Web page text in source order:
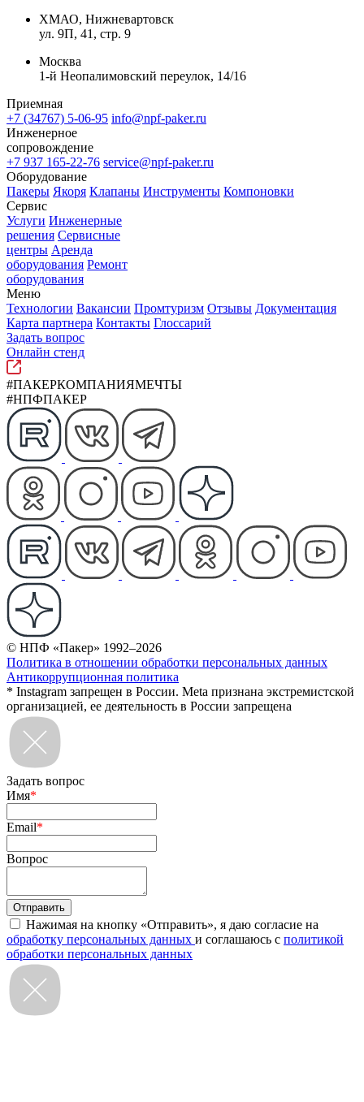
ХМАО, Нижневартовск
ул. 9П, 41, стр. 9
Москва
1-й Неопалимовский переулок, 14/16
Приемная
+7 (34767) 5-06-95 info@npf-paker.ru
Инженерное
сопровождение
+7 937 165-22-76 service@npf-paker.ru
Оборудование
Пакеры Якоря Клапаны Инструменты Компоновки
Сервис
Услуги Инженерные
решения Сервисные
центры Аренда
оборудования Ремонт
оборудования
Меню
Технологии Вакансии Промтуризм Отзывы Документация
Карта партнера Контакты Глоссарий
Задать вопрос
Онлайн стенд
#ПАКЕРКОМПАНИЯМЕЧТЫ
#НПФПАКЕР
© НПФ «Пакер» 1992–2026
Политика в отношении обработки персональных данных
Антикоррупционная политика
* Instagram запрещен в России. Meta признана экстремистской
организацией, ее деятельность в России запрещена
Задать вопрос
Имя*
Email*
Вопрос
Нажимая на кнопку «Отправить», я даю согласие на
обработку персональных данных и соглашаюсь с политикой
обработки персональных данных